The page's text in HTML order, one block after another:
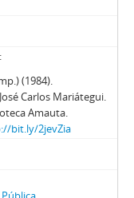
(1984).
Carlos Mariátegui.
Amauta.
bit.ly/2jevZia